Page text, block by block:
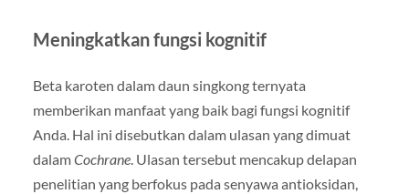
Meningkatkan fungsi kognitif
Beta karoten dalam daun singkong ternyata
memberikan manfaat yang baik bagi fungsi kognitif
Anda. Hal ini disebutkan dalam ulasan yang dimuat
dalamCochrane. Ulasan tersebut mencakup delapan
penelitian yang berfokus pada senyawa antioksidan,